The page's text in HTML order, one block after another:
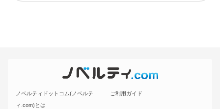
ノベルティドットコム(ノベルテ
ィ.com)とは
ご利用ガイド